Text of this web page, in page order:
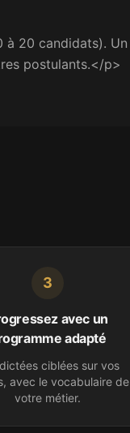
20 candidats). Un
postulants.</p>
3
avec un
adapté
ciblées sur vos
avec le vocabulaire de
votre métier.